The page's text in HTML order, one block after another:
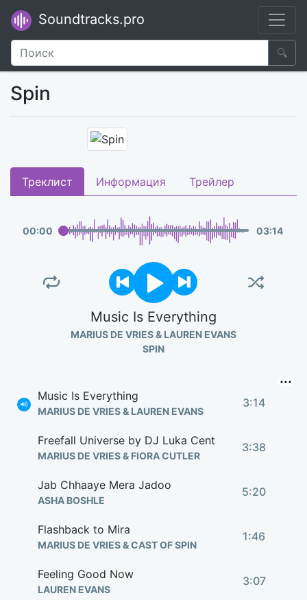
Soundtracks.pro
🔍
Spin
Треклист Информация Трейлер
00:00 03:14
Music Is Everything
MARIUS DE VRIES & LAUREN EVANS
SPIN
Music Is Everything
MARIUS DE VRIES & LAUREN EVANS
3:14
Freefall Universe by DJ Luka Cent
MARIUS DE VRIES & FIORA CUTLER
3:38
Jab Chhaaye Mera Jadoo
ASHA BOSHLE
5:20
Flashback to Mira
MARIUS DE VRIES & CAST OF SPIN
1:46
Feeling Good Now
LAUREN EVANS
3:07